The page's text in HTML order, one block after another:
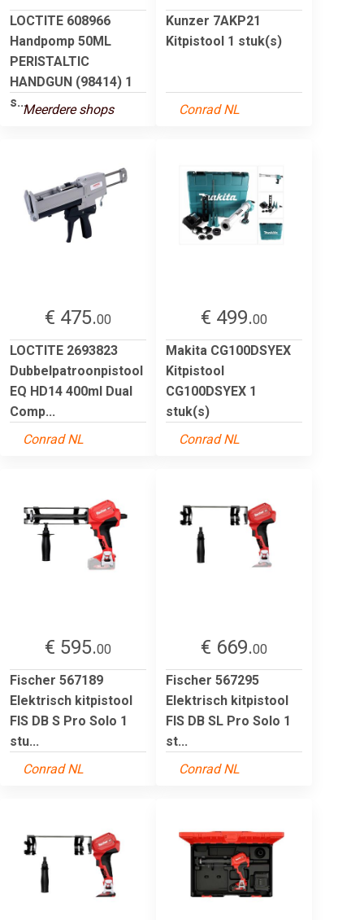
LOCTITE 608966
Handpomp 50ML
PERISTALTIC
HANDGUN (98414) 1
s...Meerdere shops
Kunzer 7AKP21
Kitpistool 1 stuk(s)
Conrad NL
€ 475.00
LOCTITE 2693823
Dubbelpatroonpistool
EQ HD14 400ml Dual
Comp...
Conrad NL
€ 499.00
Makita CG100DSYEX
Kitpistool
CG100DSYEX 1
stuk(s)
Conrad NL
€ 595.00
Fischer 567189
Elektrisch kitpistool
FIS DB S Pro Solo 1
stu...
Conrad NL
€ 669.00
Fischer 567295
Elektrisch kitpistool
FIS DB SL Pro Solo 1
st...
Conrad NL